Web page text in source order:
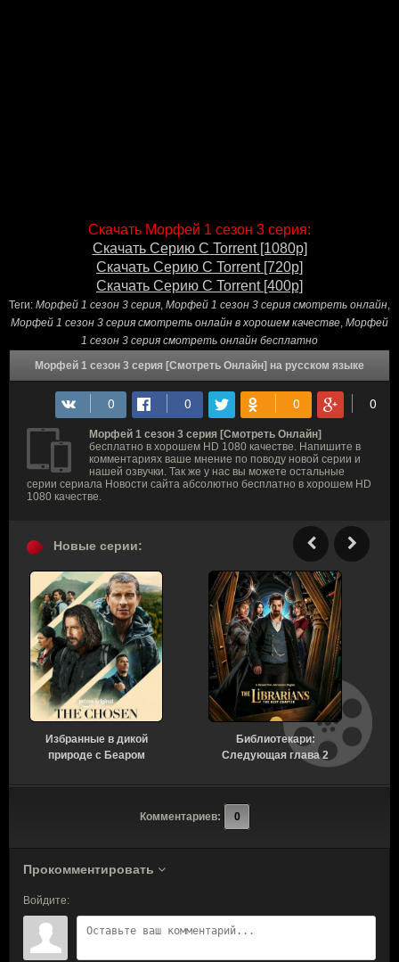
Скачать Морфей 1 сезон 3 серия:
Скачать Серию С Torrent [1080p]
Скачать Серию С Torrent [720p]
Скачать Серию С Torrent [400p]
Теги: Морфей 1 сезон 3 серия Морфей 1 сезон 3 серия смотреть онлайн
Морфей 1 сезон 3 серия смотреть онлайн в хорошем качестве Морфей
1 сезон 3 серия смотреть онлайн бесплатно
Морфей 1 сезон 3 серия [Смотреть Онлайн] на русском языке
Морфей 1 сезон 3 серия [Смотреть Онлайн]
бесплатно в хорошем HD 1080 качестве. Напишите в
комментариях ваше мнение по поводу новой серии и
нашей озвучки. Так же у нас вы можете остальные
серии сериала Новости сайта абсолютно бесплатно в хорошем HD
1080 качестве.
Новые серии:
Избранные в дикой
природе с Беаром
[Смотреть Онлайн]
Библиотекари:
Следующая глава 2
сезон 4 серия [Смотреть
Онлайн]
Комментариев: 0
Прокомментировать
Войдите: